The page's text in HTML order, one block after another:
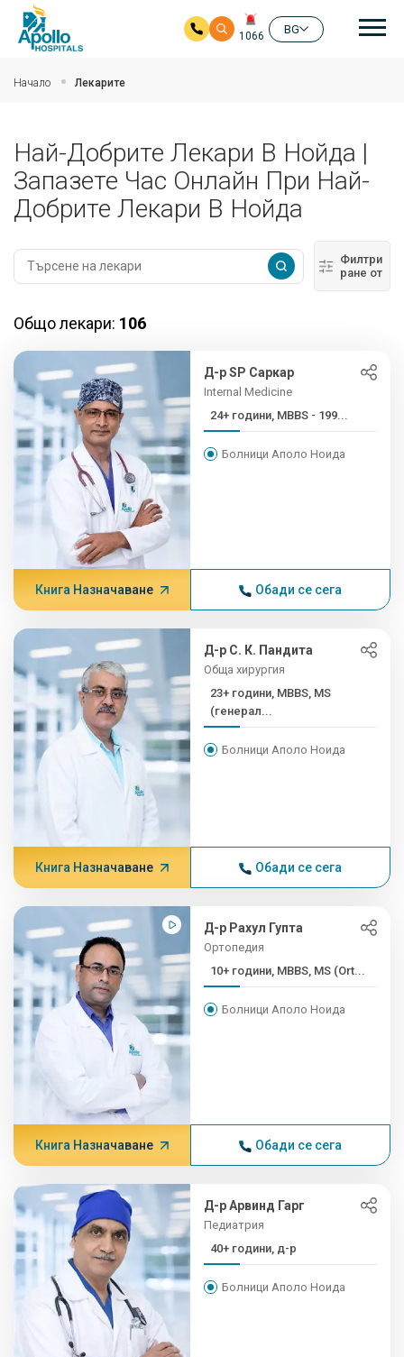
1066
BG
Начало Лекарите
Най-Добрите Лекари В Нойда |
Запазете Час Онлайн При Най-
Добрите Лекари В Нойда
Филтри
ране от
Общо лекари: 106
Д-р SP Саркар
Internal Medicine
24+ години, MBBS - 199...
Болници Аполо Ноида
Книга Назначаване Обади се сега
Д-р С. К. Пандита
Обща хирургия
23+ години, MBBS, MS
(генерал...
Болници Аполо Ноида
Книга Назначаване Обади се сега
Д-р Рахул Гупта
Ортопедия
10+ години, MBBS, MS (Ort...
Болници Аполо Ноида
Книга Назначаване Обади се сега
Д-р Арвинд Гарг
Педиатрия
40+ години, д-р
Болници Аполо Ноида